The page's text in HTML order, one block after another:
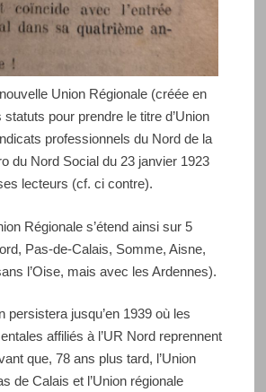
Union Régionale (créée en
pour prendre le titre d’Union
professionnels du Nord de la
du Nord Social du 23 janvier 1923
lecteurs (cf. ci contre).
Régionale s’étend ainsi sur 5
Pas-de-Calais, Somme, Aisne,
l’Oise, mais avec les Ardennes).
persistera jusqu’en 1939 où les
affiliés à l’UR Nord reprennent
que, 78 ans plus tard, l’Union
de Calais et l’Union régionale